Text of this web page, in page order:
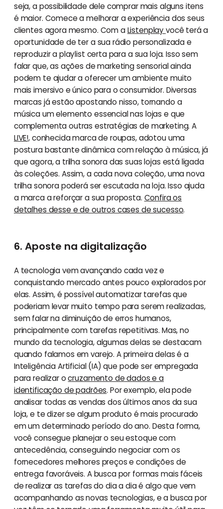
seja, a possibilidade dele comprar mais alguns itens
é maior. Comece a melhorar a experiência dos seus
clientes agora mesmo. Com aListenplayvocê terá a
oportunidade de ter a sua rádio personalizada e
reproduzir a playlist certa para a sua loja. Isso sem
falar que, as ações de marketing sensorial ainda
podem te ajudar a oferecer um ambiente muito
mais imersivo e único para o consumidor. Diversas
marcas já estão apostando nisso, tornando a
música um elemento essencial nas lojas e que
complementa outras estratégias de marketing. A
LIVE!,conhecida marca de roupas, adotou uma
postura bastante dinâmica com relação à música, já
que agora, a trilha sonora das suas lojas está ligada
às coleções. Assim, a cada nova coleção, uma nova
trilha sonora poderá ser escutada na loja. Isso ajuda
a marca a reforçar a sua proposta. Confira os
detalhes desse e de outros cases de sucesso.
6. Aposte na digitalização
A tecnologia vem avançando cada vez e
conquistando mercado antes pouco explorados por
elas. Assim, é possível automatizar tarefas que
poderiam levar muito tempo para serem realizadas,
sem falar na diminuição de erros humanos,
principalmente com tarefas repetitivas. Mas, no
mundo da tecnologia, algumas delas se destacam
quando falamos em varejo. A primeira delas é a
Inteligência Artificial (IA) que pode ser empregada
para realizar ocruzamento de dados e a
identificação de padrões. Por exemplo, ela pode
analisar todas as vendas dos últimos anos da sua
loja, e te dizer se algum produto é mais procurado
em um determinado período do ano. Desta forma,
você consegue planejar o seu estoque com
antecedência, conseguindo negociar com os
fornecedores melhores preços e condições de
entrega favoráveis. A busca por formas mais fáceis
de realizar as tarefas do dia a dia é algo que vem
acompanhando as novas tecnologias, e a busca por